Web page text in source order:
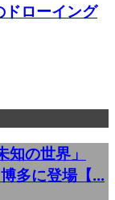
ドローイング
の世界」
多に登場【...